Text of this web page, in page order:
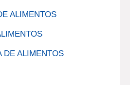
ALIMENTOS
DE ALIMENTOS